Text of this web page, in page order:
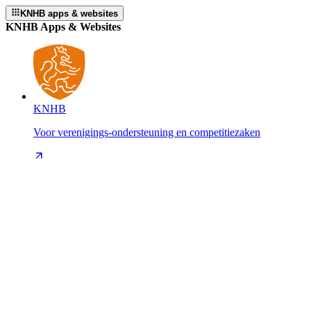
KNHB apps & websites
KNHB Apps & Websites
KNHB
Voor verenigings-ondersteuning en competitiezaken